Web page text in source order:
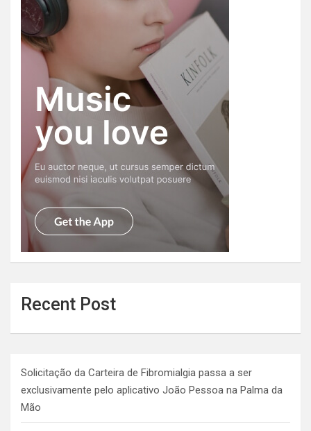
Recent Post
Solicitação da Carteira de Fibromialgia passa a ser
exclusivamente pelo aplicativo João Pessoa na Palma da
Mão